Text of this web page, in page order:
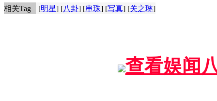
相关Tag [明星] [八卦] [串珠] [写真] [关之琳]
查看娱闻